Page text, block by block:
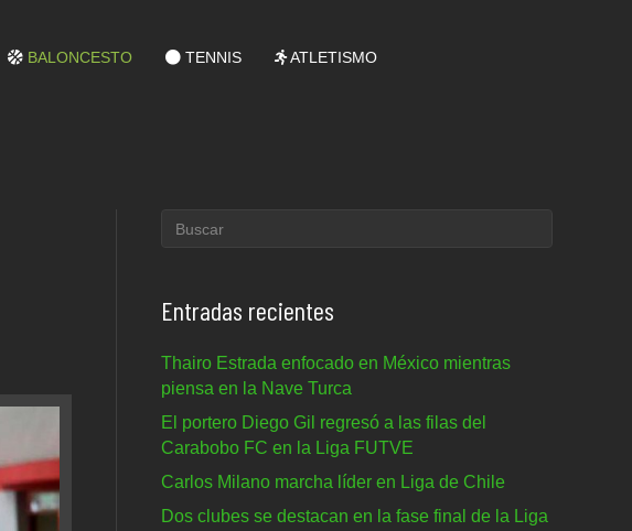
BALONCESTO TENNIS ATLETISMO
Entradas recientes
Thairo Estrada enfocado en México mientras
piensa en la Nave Turca
El portero Diego Gil regresó a las filas del
Carabobo FC en la Liga FUTVE
Carlos Milano marcha líder en Liga de Chile
Dos clubes se destacan en la fase final de la Liga